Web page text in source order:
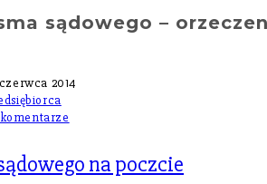
sądowego –
2014